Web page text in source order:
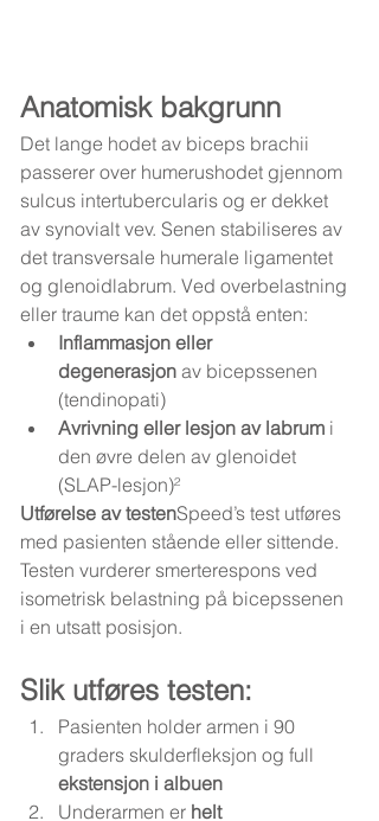
Anatomisk bakgrunn
Det lange hodet av biceps brachii
passerer over humerushodet gjennom
sulcus intertubercularis og er dekket
av synovialt vev. Senen stabiliseres av
det transversale humerale ligamentet
og glenoidlabrum. Ved overbelastning
eller traume kan det oppstå enten:
Inflammasjon eller
degenerasjon av bicepssenen
(tendinopati)
Avrivning eller lesjon av labrum i
den øvre delen av glenoidet
(SLAP-lesjon)²
Utførelse av testenSpeed’s test utføres
med pasienten stående eller sittende.
Testen vurderer smerterespons ved
isometrisk belastning på bicepssenen
i en utsatt posisjon.
Slik utføres testen:
Pasienten holder armen i 90
graders skulderfleksjon og full
ekstensjon i albuen
Underarmen er helt